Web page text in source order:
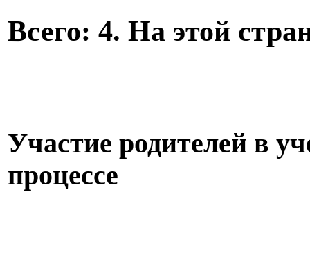
Всего: 4. На этой
Участие родителей в
процессе